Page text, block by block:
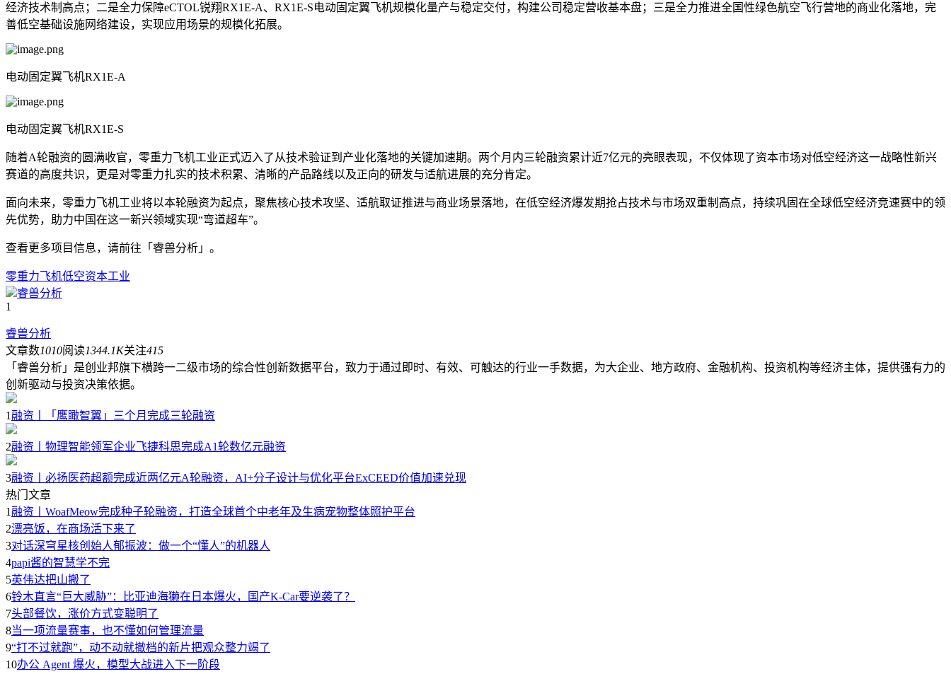
经济技术制高点；二是全力保障eCTOL锐翔RX1E-A、RX1E-S电动固定翼飞机规模化量产与稳定交付，构建公司稳定营收基本盘；三是全力推进全国性绿色航空飞行营地的商业化落地，完
善低空基础设施网络建设，实现应用场景的规模化拓展。
电动固定翼飞机RX1E-A
电动固定翼飞机RX1E-S
随着A轮融资的圆满收官，零重力飞机工业正式迈入了从技术验证到产业化落地的关键加速期。两个月内三轮融资累计近7亿元的亮眼表现，不仅体现了资本市场对低空经济这一战略性新兴
赛道的高度共识，更是对零重力扎实的技术积累、清晰的产品路线以及正向的研发与适航进展的充分肯定。
面向未来，零重力飞机工业将以本轮融资为起点，聚焦核心技术攻坚、适航取证推进与商业场景落地，在低空经济爆发期抢占技术与市场双重制高点，持续巩固在全球低空经济竞速赛中的领
先优势，助力中国在这一新兴领域实现“弯道超车”。
查看更多项目信息，请前往「睿兽分析」。
零重力飞机低空资本工业
睿兽分析
1
睿兽分析
文章数1010阅读1344.1K关注415
「睿兽分析」是创业邦旗下横跨一二级市场的综合性创新数据平台，致力于通过即时、有效、可触达的行业一手数据，为大企业、地方政府、金融机构、投资机构等经济主体，提供强有力的
创新驱动与投资决策依据。
1 融资丨「鹰瞰智翼」三个月完成三轮融资
2融资丨物理智能领军企业飞捷科思完成A1轮数亿元融资
3融资丨必扬医药超额完成近两亿元A轮融资，AI+分子设计与优化平台ExCEED价值加速兑现
热门文章
1 融资丨WoafMeow完成种子轮融资，打造全球首个中老年及生病宠物整体照护平台
2漂亮饭，在商场活下来了
3对话深穹星核创始人郁振波：做一个“懂人”的机器人
4papi酱的智慧学不完
5英伟达把山搬了
6铃木直言“巨大威胁”：比亚迪海獭在日本爆火，国产K-Car要逆袭了？
7头部餐饮，涨价方式变聪明了
8当一项流量赛事，也不懂如何管理流量
9“打不过就跑”，动不动就撤档的新片把观众整力竭了
10办公 Agent 爆火，模型大战进入下一阶段